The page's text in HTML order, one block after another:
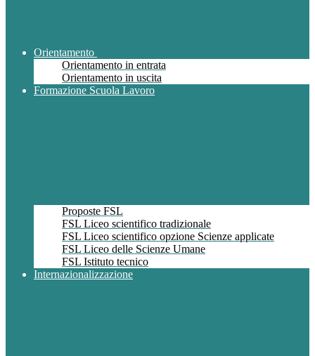
Orientamento
Orientamento in entrata
Orientamento in uscita
Formazione Scuola Lavoro
Proposte FSL
FSL Liceo scientifico tradizionale
FSL Liceo scientifico opzione Scienze applicate
FSL Liceo delle Scienze Umane
FSL Istituto tecnico
Internazionalizzazione